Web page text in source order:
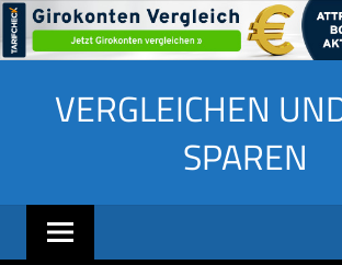
VERGLEICHEN
SPAREN